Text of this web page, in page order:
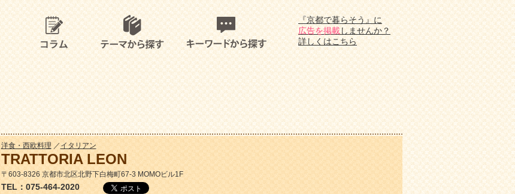
『京都で暮らそう』に
広告を掲載しませんか？
詳しくはこちら
洋食・西欧料理／イタリアン
TRATTORIA LEON
〒603-8326 京都市北区北野下白梅町67-3 MOMOビル1F
TEL：075-464-2020